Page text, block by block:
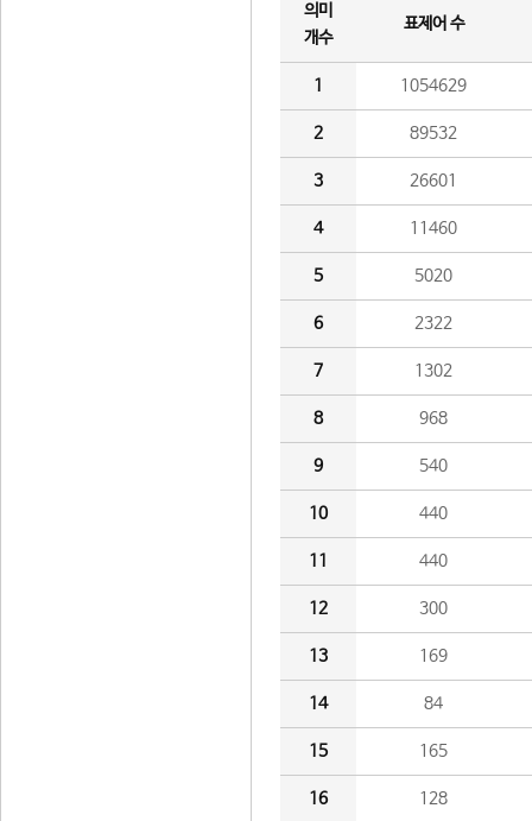
의미
개수
표제어 수
1 1054629
2 89532
3 26601
4 11460
5 5020
6 2322
7 1302
8 968
9 540
10 440
11 440
12 300
13 169
14 84
15 165
16 128